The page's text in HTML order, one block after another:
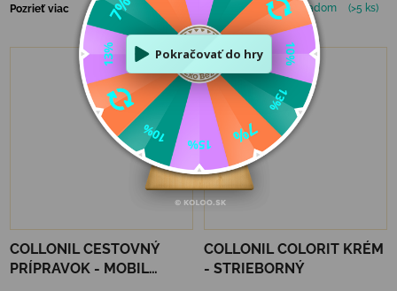
Pozrieť viac Skladom (>5 ks) Pozrieť viac Skladom (>5 ks)
COLLONIL CESTOVNÝ
PRÍPRAVOK - MOBIL
COLLONIL COLORIT KRÉM
- STRIEBORNÝ